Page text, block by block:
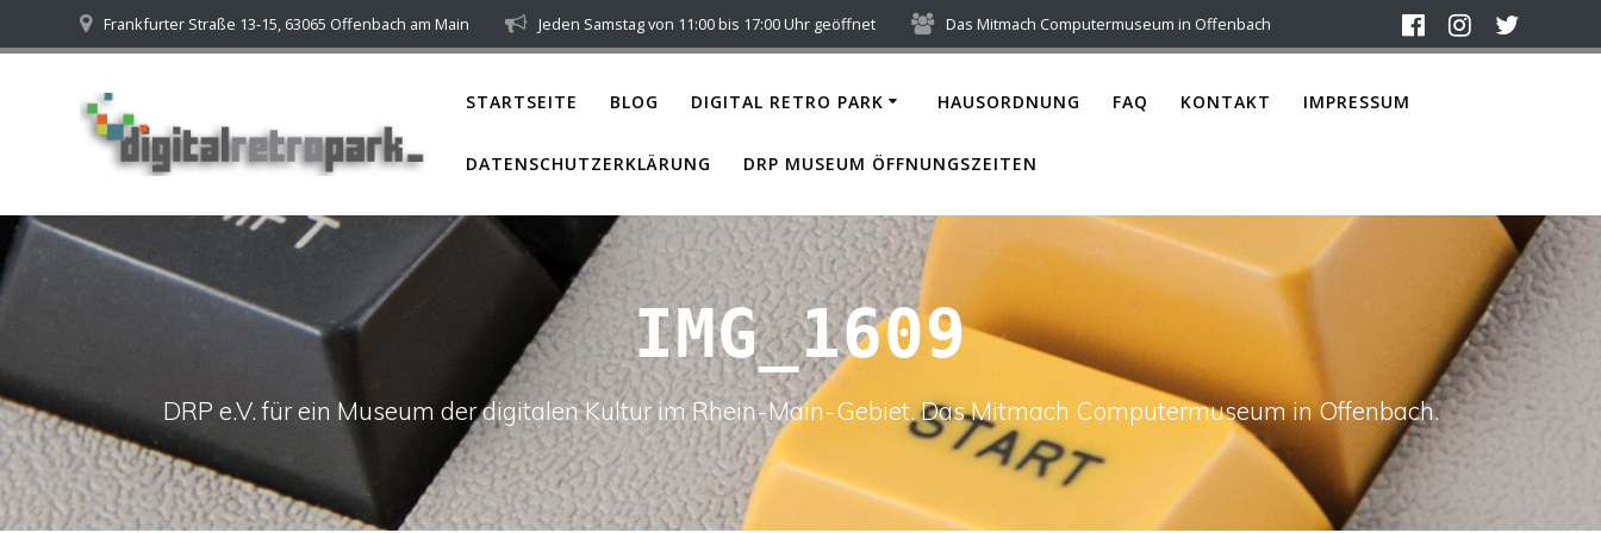
to
Frankfurter Straße 13-15, 63065 Offenbach am Main Jeden Samstag von 11:00 bis 17:00 Uhr geöffnet Das Mitmach Computermuseum in Offenbach
STARTSEITE BLOG DIGITAL RETRO PARK HAUSORDNUNG FAQ KONTAKT IMPRESSUM
DATENSCHUTZERKLÄRUNG DRP MUSEUM ÖFFNUNGSZEITEN
IMG_1609
DRP e.V. für ein Museum der digitalen Kultur im Rhein-Main-Gebiet. Das Mitmach Computermuseum in Offenbach.